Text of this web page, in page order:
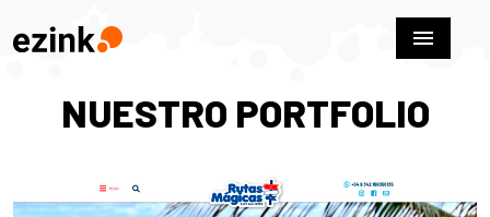
menu
NUESTRO PORTFOLIO